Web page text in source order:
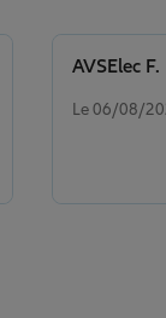
Le 06/08/
AVSElec F.